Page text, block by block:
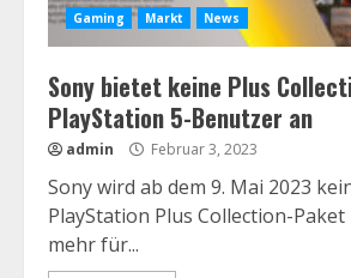
Gaming Markt News
Sony bietet keine Plus
PlayStation 5-Benutzer an
admin Februar 3, 2023
Sony wird ab dem 9. Mai 2023
PlayStation Plus Collection-Paket
mehr für...